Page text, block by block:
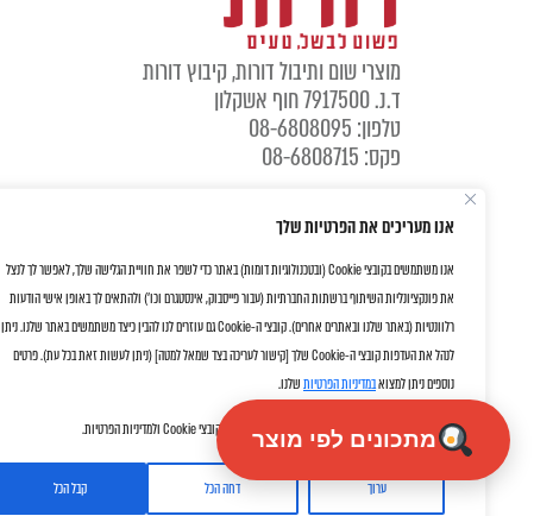
אנו מעריכים את הפרטיות שלך
אנו משתמשים בקובצי Cookie (ובטכנולוגיות דומות) באתר כדי לשפר את חוויית הגלישה שלך, לאפשר לך לנצל
את פונקציונליות השיתוף ברשתות החברתיות (עבור פייסבוק, אינסטגרם וכו') ולהתאים לך באופן אישי הודעות
רלוונטיות (באתר שלנו ובאתרים אחרים). קובצי ה-Cookie גם עוזרים לנו להבין כיצד משתמשים באתר שלנו. ניתן
לנהל את העדפות קובצי ה-Cookie שלך [קישור לעריכה בצד שמאל למטה] (ניתן לעשות זאת בכל עת). פרטים
נוספים ניתן למצואבמדיניות הפרטיותשלנו.
על ידי לחיצה על "אישור" את/ה מסכימ/ה לשימוש שלנו בקובצי Cookie ולמדיניות הפרטיות.
ערוך דחה הכל קבל הכל
מוצרי שום ותיבול דורות, קיבוץ דורות
ד.נ. 7917500 חוף אשקלון
טלפון: 08-6808095
פקס: 08-6808715
מתכונים לפי מוצר